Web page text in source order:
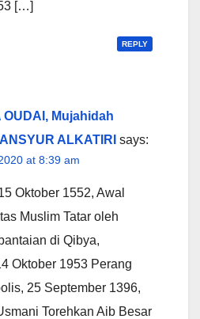
[…]
REPLY
Mujahidah
ALKATIRI says:
at 8:39 am
Oktober 1552, Awal
Muslim Tatar oleh
di Qibya,
Oktober 1953 Perang
25 September 1396,
Torehkan Aib Besar